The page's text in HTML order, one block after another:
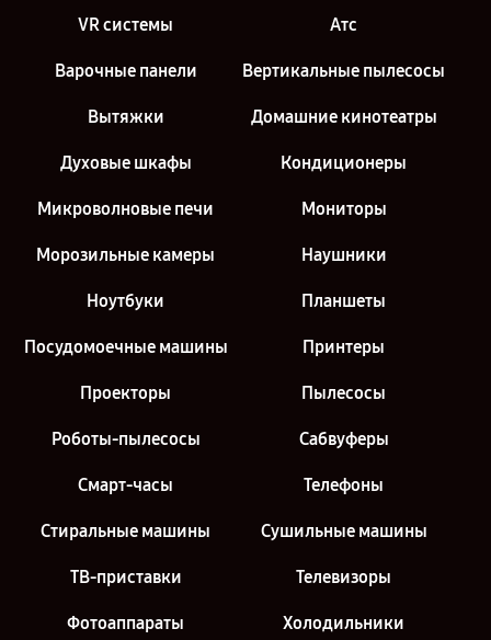
VR системы Атс
Варочные панели Вертикальные пылесосы
Вытяжки Домашние кинотеатры
Духовые шкафы Кондиционеры
Микроволновые печи Мониторы
Морозильные камеры Наушники
Ноутбуки Планшеты
Посудомоечные машины Принтеры
Проекторы Пылесосы
Роботы-пылесосы Сабвуферы
Смарт-часы Телефоны
Стиральные машины Сушильные машины
ТВ-приставки Телевизоры
Фотоаппараты Холодильники